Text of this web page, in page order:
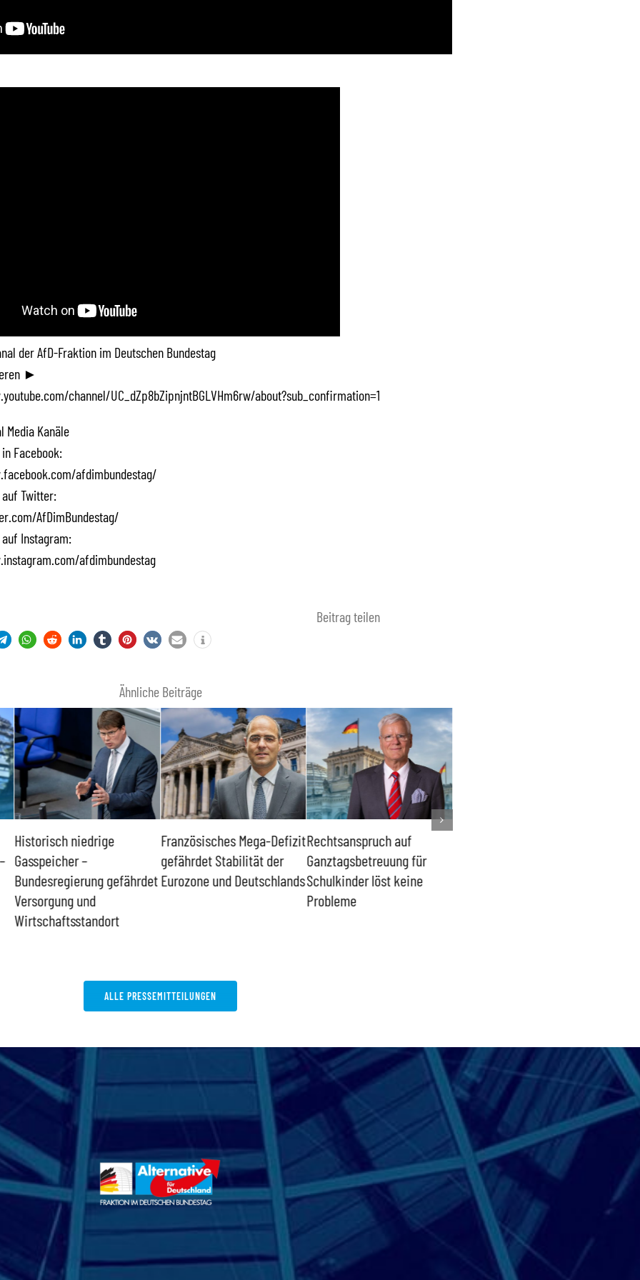
der AfD-Fraktion im Deutschen Bundestag
►
channel/UC_dZp8bZipnjntBGLVHm6rw/about?sub_confirmation=1
Media Kanäle
Facebook:
afdimbundestag/
Twitter:
AfDimBundestag/
Instagram:
afdimbundestag
Beitrag teilen
Ähnliche Beiträge
Historisch niedrige
Gasspeicher –
Bundesregierung gefährdet
Versorgung und
Wirtschaftsstandort
Französisches Mega-Defizit
gefährdet Stabilität der
Eurozone und Deutschlands
Rechtsanspruch auf
Ganztagsbetreuung für
Schulkinder löst keine
Probleme
ALLE PRESSEMITTEILUNGEN